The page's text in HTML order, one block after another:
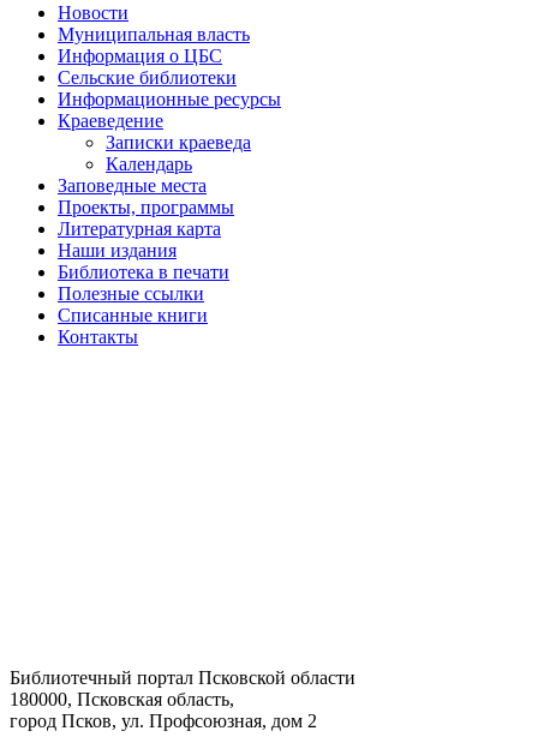
Новости
Муниципальная власть
Информация о ЦБС
Сельские библиотеки
Информационные ресурсы
Краеведение
Записки краеведа
Календарь
Заповедные места
Проекты, программы
Литературная карта
Наши издания
Библиотека в печати
Полезные ссылки
Списанные книги
Контакты
Библиотечный портал Псковской области
180000, Псковская область,
город Псков, ул. Профсоюзная, дом 2